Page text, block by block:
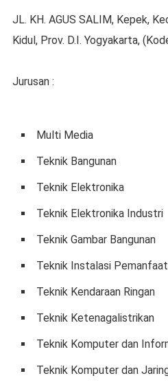
JL. KH. AGUS SALIM, Kepek,
Kidul, Prov. D.I. Yogyakarta,
Jurusan :
Multi Media
Teknik Bangunan
Teknik Elektronika
Teknik Elektronika Industri
Teknik Gambar Bangunan
Teknik Instalasi
Teknik Kendaraan Ringan
Teknik Ketenagalistrikan
Teknik Komputer dan
Teknik Komputer dan